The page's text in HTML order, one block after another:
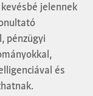
jelennek
pénzügyi
és